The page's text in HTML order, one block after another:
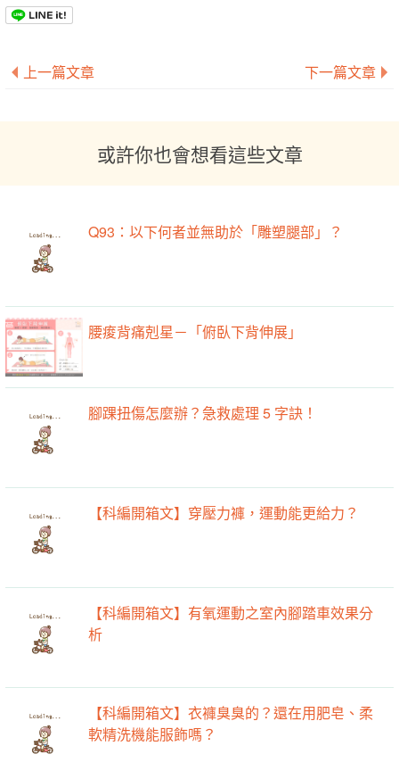
上一篇文章 下一篇文章
或許你也會想看這些文章
Q93：以下何者並無助於「雕塑腿部」？
腰痠背痛剋星－「俯臥下背伸展」
腳踝扭傷怎麼辦？急救處理 5 字訣！
【科編開箱文】穿壓力褲，運動能更給力？
【科編開箱文】有氧運動之室內腳踏車效果分
軟精洗機能服飾嗎？